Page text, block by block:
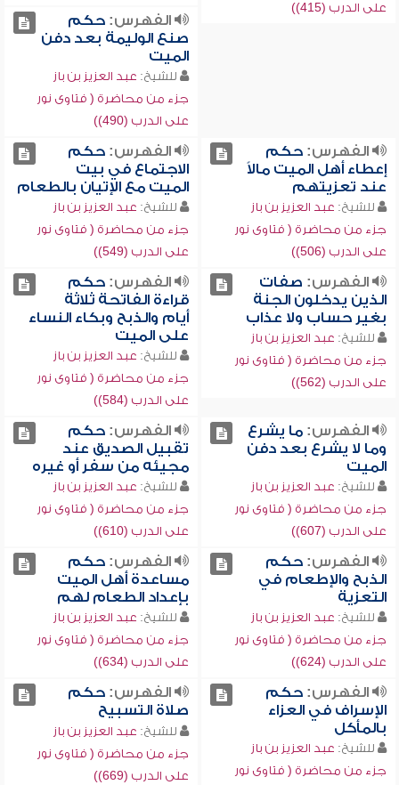
على الدرب (415))
الفهرس:حكم
صنع الوليمة بعد دفن
الميت
للشيخ: عبد العزيز بن باز
جزء من محاضرة ( فتاوى نور
على الدرب (490))
الفهرس:حكم
إعطاء أهل الميت مالاً
عند تعزيتهم
للشيخ: عبد العزيز بن باز
جزء من محاضرة ( فتاوى نور
على الدرب (506))
الفهرس:حكم
الاجتماع في بيت
الميت مع الإتيان بالطعام
للشيخ: عبد العزيز بن باز
جزء من محاضرة ( فتاوى نور
على الدرب (549))
الفهرس: صفات
الذين يدخلون الجنة
بغير حساب ولا عذاب
للشيخ: عبد العزيز بن باز
جزء من محاضرة ( فتاوى نور
على الدرب (562))
الفهرس:حكم
قراءة الفاتحة ثلاثة
أيام والذبح وبكاء النساء
على الميت
للشيخ: عبد العزيز بن باز
جزء من محاضرة ( فتاوى نور
على الدرب (584))
الفهرس:ما يشرع
وما لا يشرع بعد دفن
الميت
للشيخ: عبد العزيز بن باز
جزء من محاضرة ( فتاوى نور
على الدرب (607))
الفهرس:حكم
تقبيل الصديق عند
مجيئه من سفر أو غيره
للشيخ: عبد العزيز بن باز
جزء من محاضرة ( فتاوى نور
على الدرب (610))
الفهرس:حكم
الذبح والإطعام في
التعزية
للشيخ: عبد العزيز بن باز
جزء من محاضرة ( فتاوى نور
على الدرب (624))
الفهرس:حكم
مساعدة أهل الميت
بإعداد الطعام لهم
للشيخ: عبد العزيز بن باز
جزء من محاضرة ( فتاوى نور
على الدرب (634))
الفهرس:حكم
الإسراف في العزاء
بالمأكل
للشيخ: عبد العزيز بن باز
جزء من محاضرة ( فتاوى نور
الفهرس:حكم
صلاة التسبيح
للشيخ: عبد العزيز بن باز
جزء من محاضرة ( فتاوى نور
على الدرب (669))